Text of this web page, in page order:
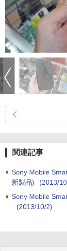
関連記事
Sony Mobile
新製品)
(2013/
Sony Mobile
(2013/10/2)